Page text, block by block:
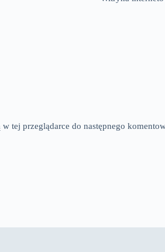
tej przeglądarce do następnego